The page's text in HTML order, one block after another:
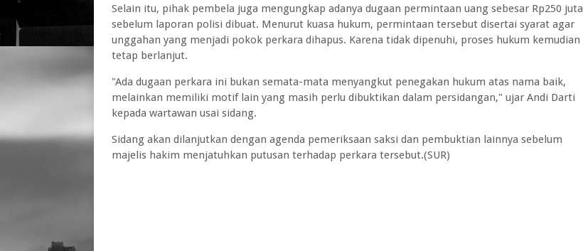
Selain itu, pihak pembela juga mengungkap adanya dugaan permintaan uang sebesar Rp250 juta
sebelum laporan polisi dibuat. Menurut kuasa hukum, permintaan tersebut disertai syarat agar
unggahan yang menjadi pokok perkara dihapus. Karena tidak dipenuhi, proses hukum kemudian
tetap berlanjut.
"Ada dugaan perkara ini bukan semata-mata menyangkut penegakan hukum atas nama baik,
melainkan memiliki motif lain yang masih perlu dibuktikan dalam persidangan," ujar Andi Darti
kepada wartawan usai sidang.
Sidang akan dilanjutkan dengan agenda pemeriksaan saksi dan pembuktian lainnya sebelum
majelis hakim menjatuhkan putusan terhadap perkara tersebut.(SUR)